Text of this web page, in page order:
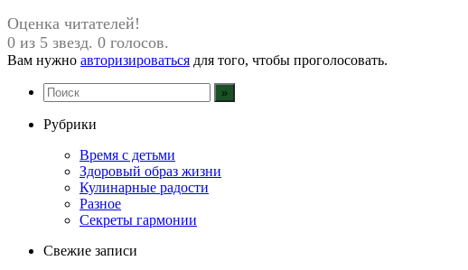
Оценка читателей!
0 из 5 звезд. 0 голосов.
Вам нужно авторизироваться для того, чтобы проголосовать.
Рубрики
Время с детьми
Здоровый образ жизни
Кулинарные радости
Разное
Секреты гармонии
Свежие записи